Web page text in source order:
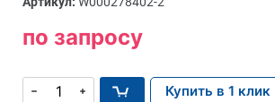
по запросу
Купить в 1 клик